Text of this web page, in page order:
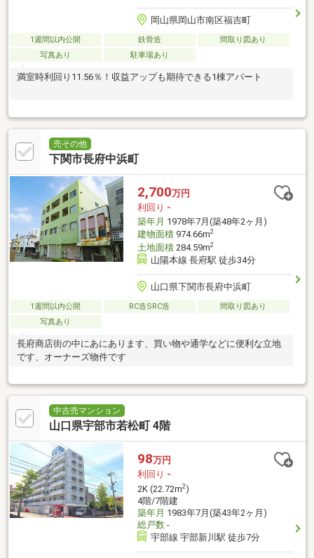
岡山県岡山市南区福吉町
1週間以内公開 鉄骨造
間取り図あり
写真あり
駐車場あり
満室時利回り11.56％！収益アップも期待できる1棟アパート
売その他
下関市長府中浜町
2,700万円
利回り -
築年月 1978年7月(築48年2ヶ月)
建物面積974.66m2
土地面積284.59m2
山陽本線 長府駅 徒歩34分
山口県下関市長府中浜町
1週間以内公開 RC造SRC造
間取り図あり
写真あり
長府商店街の中にあにあります、買い物や通学などに便利な立地
です、オーナーズ物件です
中古売マンション
山口県宇部市若松町 4階
98万円
利回り -
2K (22.72m2)
4階/7階建
築年月 1983年7月(築43年2ヶ月)
総戸数-
宇部線 宇部新川駅 徒歩7分